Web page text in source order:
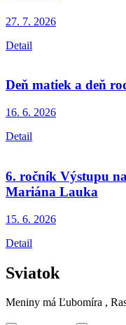
27. 7. 2026
Detail
Deň matiek a deň
16. 6. 2026
Detail
6. ročník Výstupu
Mariána Lauka
15. 6. 2026
Detail
Sviatok
Meniny má Ľubomíra ,